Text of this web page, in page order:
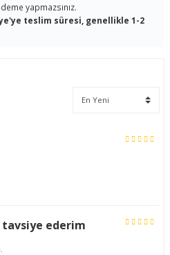
yapmazsınız.
teslim süresi, genellikle 1-2
ederim